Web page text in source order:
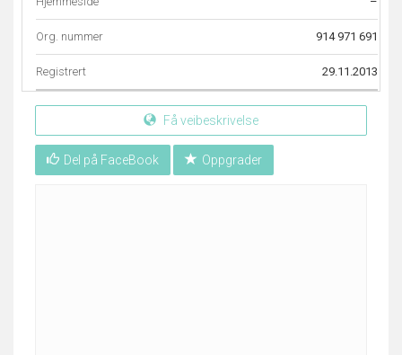
Org. nummer 914 971 691
Registrert 29.11.2013
Få veibeskrivelse
Del på FaceBook Oppgrader